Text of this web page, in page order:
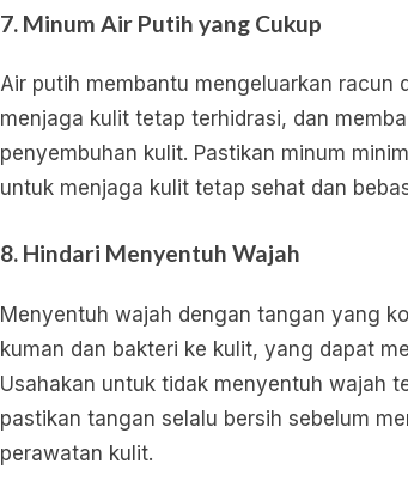
7. Minum Air Putih yang Cukup
Air putih membantu mengeluarkan racun
menjaga kulit tetap terhidrasi, dan
penyembuhan kulit. Pastikan minum
untuk menjaga kulit tetap sehat dan
8. Hindari Menyentuh Wajah
Menyentuh wajah dengan tangan yang
kuman dan bakteri ke kulit, yang dapat
Usahakan untuk tidak menyentuh wajah
pastikan tangan selalu bersih sebelum
perawatan kulit.